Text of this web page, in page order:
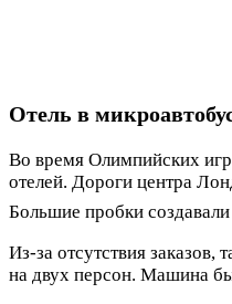
Отель в
Во время Олимпийских
отелей. Дороги центра
Большие пробки
Из-за отсутствия заказов,
на двух персон. Машина